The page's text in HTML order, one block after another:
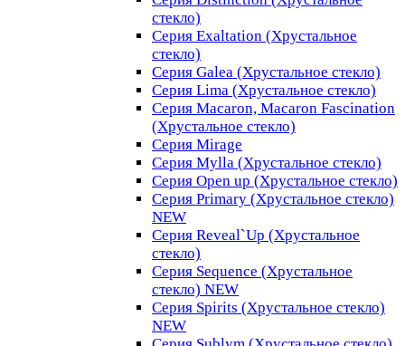
стекло)
Серия Exaltation (Хрустальное
стекло)
Серия Galea (Хрустальное стекло)
Серия Lima (Хрустальное стекло)
Серия Macaron, Macaron Fascination
(Хрустальное стекло)
Серия Mirage
Серия Mylla (Хрустальное стекло)
Серия Open up (Хрустальное стекло)
Серия Primary (Хрустальное стекло)
NEW
Серия Reveal`Up (Хрустальное
стекло)
Серия Sequence (Хрустальное
стекло) NEW
Серия Spirits (Хрустальное стекло)
NEW